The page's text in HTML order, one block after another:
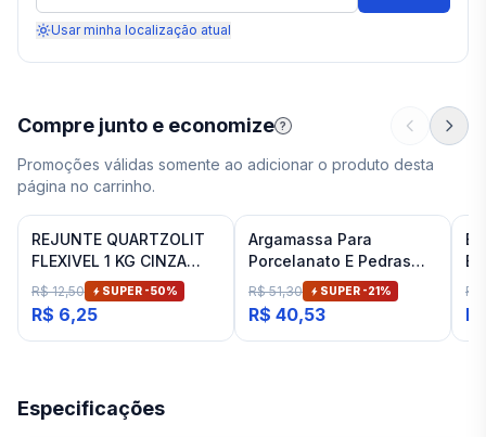
Compre junto e economize ?
Promoções válidas somente ao adicionar o produto desta
página no carrinho.
REJUNTE QUARTZOLIT
FLEXIVEL 1 KG CINZA
ARTICO
R$ 12,50 SUPER -50%
R$ 6,25
Argamassa Para
Porcelanato E Pedras
Naturais Cinza Interno
Inovatte 20 Kg
R$ 51,30 SUPER -21%
R$ 40,53
Fit
Especificações
Usar minha localização atual